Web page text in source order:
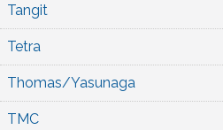
Tangit
Tetra
Thomas/Yasunaga
TMC